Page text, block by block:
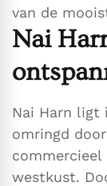
van de
Nai
Nai Harn ligt
omringd
commercieel
westkust.